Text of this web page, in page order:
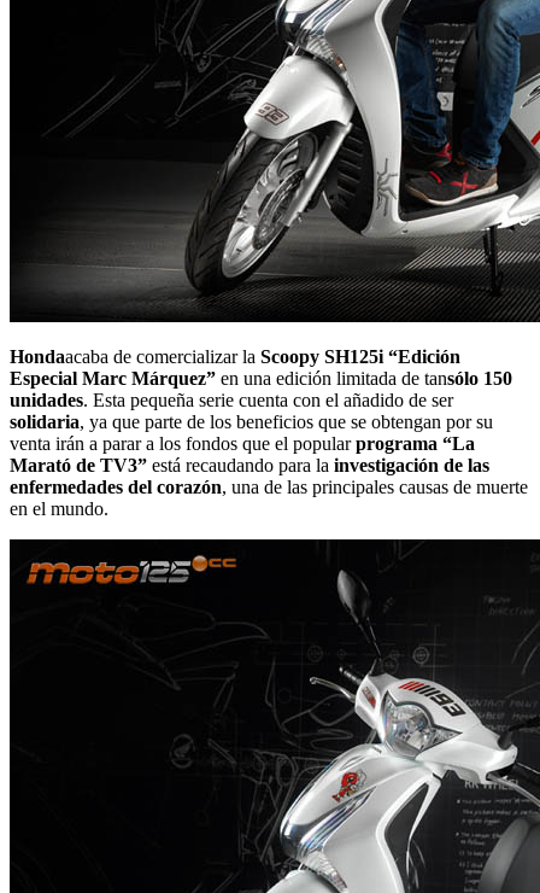
Hondaacaba de comercializar la Scoopy SH125i “Edición
Especial Marc Márquez” en una edición limitada de tansólo 150
unidades. Esta pequeña serie cuenta con el añadido de ser
solidaria, ya que parte de los beneficios que se obtengan por su
venta irán a parar a los fondos que el popularprograma “La
Marató de TV3” está recaudando para la investigación de las
enfermedades del corazón, una de las principales causas de muerte
en el mundo.